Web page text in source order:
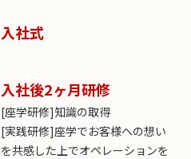
入社式
入社後2ヶ月研修
[座学研修]知識の取得
[実践研修]座学でお客様への想い
を共感した上でオペレーションを